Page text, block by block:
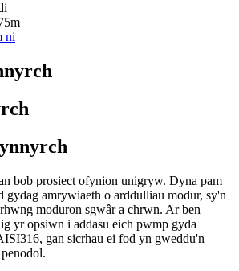
ni
bob prosiect ofynion unigryw. Dyna pam
gydag amrywiaeth o arddulliau modur, sy'n
moduron sgwâr a chrwn. Ar ben
yr opsiwn i addasu eich pwmp gyda
gan sicrhau ei fod yn gweddu'n